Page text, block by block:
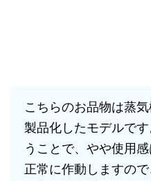
こちらのお品物は蒸
製品化したモデルで
うことで、やや使用
正常に作動しますの